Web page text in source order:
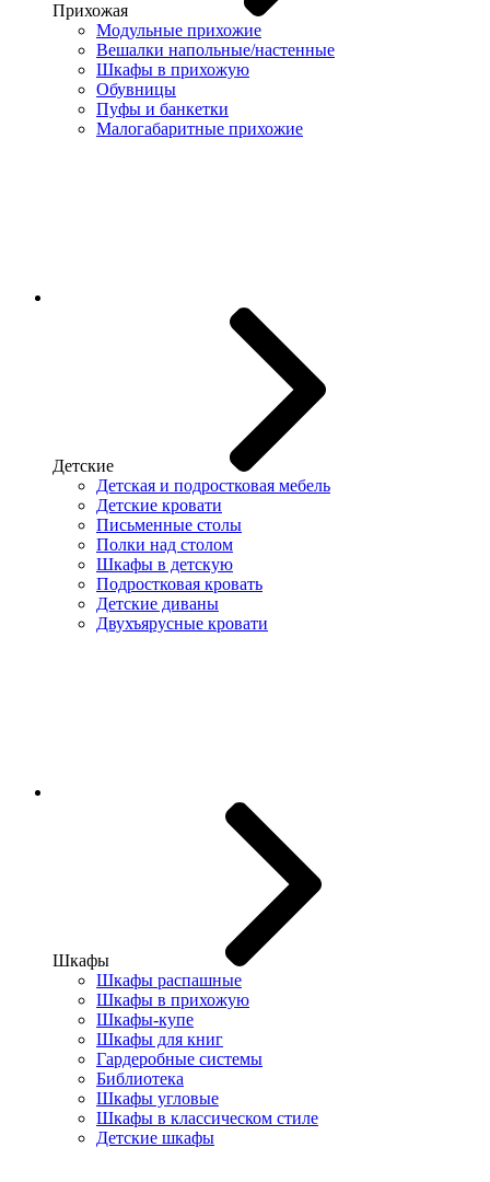
Прихожая
Модульные прихожие
Вешалки напольные/настенные
Шкафы в прихожую
Обувницы
Пуфы и банкетки
Малогабаритные прихожие
Детские
Детская и подростковая мебель
Детские кровати
Письменные столы
Полки над столом
Шкафы в детскую
Подростковая кровать
Детские диваны
Двухъярусные кровати
Шкафы
Шкафы распашные
Шкафы в прихожую
Шкафы-купе
Шкафы для книг
Гардеробные системы
Библиотека
Шкафы угловые
Шкафы в классическом стиле
Детские шкафы